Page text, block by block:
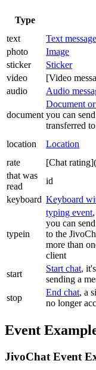
Type
text
Text message
photo
Image
sticker
Sticker
video
[Video
audio
Audio
document
Document
you can
transferred
location Location
rate
[Chat
that was
read
id
keyboard Keyboard
typein
typing event
you can
to the
more than
client
start
Start chat,
sending a
stop
End chat, a
no longer
Event
JivoChat Event